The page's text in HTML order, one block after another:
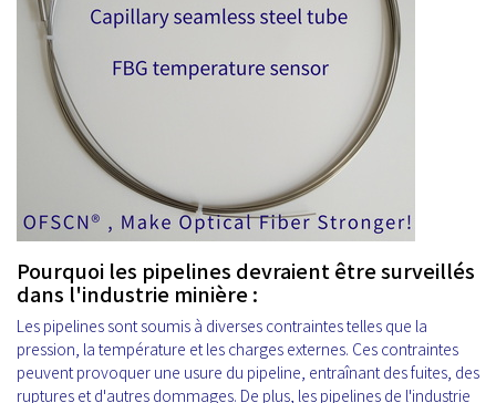
Pourquoi les pipelines devraient être surveillés
dans l'industrie minière :
Les pipelines sont soumis à diverses contraintes telles que la
pression, la température et les charges externes. Ces contraintes
peuvent provoquer une usure du pipeline, entraînant des fuites, des
ruptures et d'autres dommages. De plus, les pipelines de l'industrie